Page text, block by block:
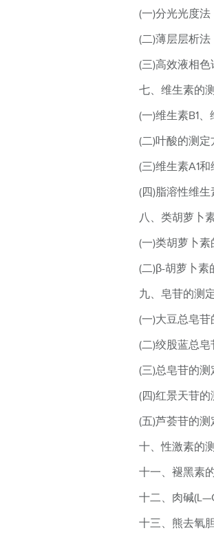
(一)分光光度法
(二)薄层层析法
(三)高效液相色
七、维生素的
(一)维生素B1
(二)叶酸的测
(三)维生素A1
(四)脂溶性维
八、类胡萝卜
(一)类胡萝卜
(二)β-胡萝卜素
九、皂苷的测
(一)大豆总皂
(二)绞股蓝总
(三)总皂苷的
(四)红景天苷
(五)芦荟苷的
十、性激素的
十一、褪黑素
十二、肉碱
十三、熊去氧